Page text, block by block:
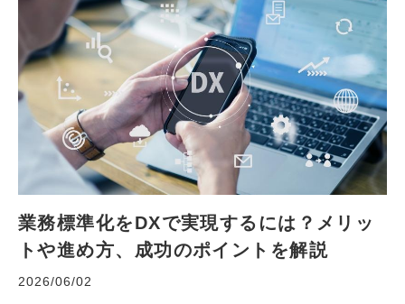
業務標準化をDXで実現するには？メリッ
トや進め方、成功のポイントを解説
2026/06/02